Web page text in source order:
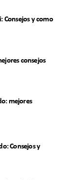
Consejos y como
consejos
mejores
Consejos y